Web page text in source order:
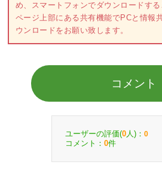
め、スマートフォンでダウンロードする
ページ上部にある共有機能でPCと情報
ウンロードをお願い致します。
コメント
ユーザーの評価(0 人)： 0
コメント： 0件